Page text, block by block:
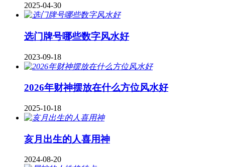
2025-04-30
​选门牌号哪些数字风水好
2023-09-18
2026年财神摆放在什么方位风水好
2025-10-18
亥月出生的人喜用神
2024-08-20